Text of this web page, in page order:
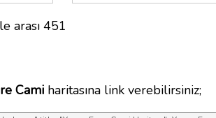
arası 451
Cami haritasına link verebilirsiniz;